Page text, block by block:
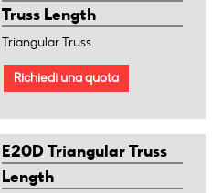
Truss Length
Triangular Truss
Richiedi una quota
E20D Triangular Truss
Length